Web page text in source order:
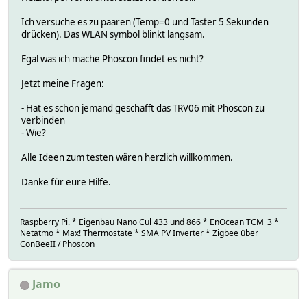
Ich versuche es zu paaren (Temp=0 und Taster 5 Sekunden
drücken). Das WLAN symbol blinkt langsam.
Egal was ich mache Phoscon findet es nicht?
Jetzt meine Fragen:
- Hat es schon jemand geschafft das TRV06 mit Phoscon zu
verbinden
- Wie?
Alle Ideen zum testen wären herzlich willkommen.
Danke für eure Hilfe.
Raspberry Pi. * Eigenbau Nano Cul 433 und 866 * EnOcean TCM_3 *
Netatmo * Max! Thermostate * SMA PV Inverter * Zigbee über
ConBeeII / Phoscon
Jamo